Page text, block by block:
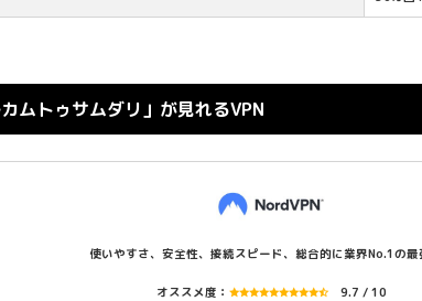
ムトゥサムダリ」が見れるVPN
使いやすさ、安全性、接続スピード、総合的に業界No.1の最
オススメ度： 9.7 / 10